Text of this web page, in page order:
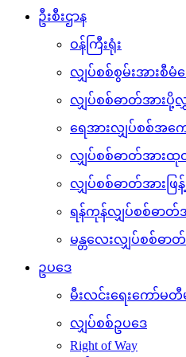
ဦးစီးဌာန
ဝန်ကြီးရုံး
လျှပ်စစ်စွမ်းအားစီမံရ
လျှပ်စစ်ဓာတ်အားပို့လွှ
ရေအားလျှပ်စစ်အကေ
လျှပ်စစ်ဓာတ်အားထု
လျှပ်စစ်ဓာတ်အားဖြန့်
ရန်ကုန်လျှပ်စစ်ဓာတ်အ
မန္တလေးလျှပ်စစ်ဓာတ်
ဥပဒေ
မီးလင်းရေးကော်မ
လျှပ်စစ်ဥပဒေ
Right of Way